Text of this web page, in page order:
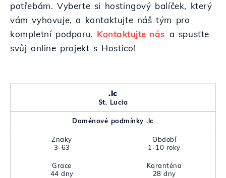
potřebám. Vyberte si hostingový balíček, který
vám vyhovuje, a kontaktujte náš tým pro
kompletní podporu. Kontaktujte nás a spusťte
svůj online projekt s Hostico!
.lc
St. Lucia
Doménové podmínky .lc
Znaky
3-63
Období
1-10 roky
Grace
44 dny
Karanténa
28 dny